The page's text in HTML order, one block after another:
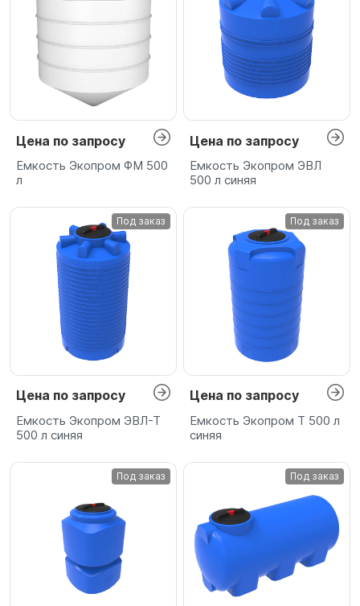
Цена по запросу
Емкость Экопром ФМ 500
л
Цена по запросу
Емкость Экопром ЭВЛ
500 л синяя
Под заказ
Цена по запросу
Емкость Экопром ЭВЛ-Т
500 л синяя
Под заказ
Цена по запросу
Емкость Экопром T 500 л
синяя
Под заказ Под заказ